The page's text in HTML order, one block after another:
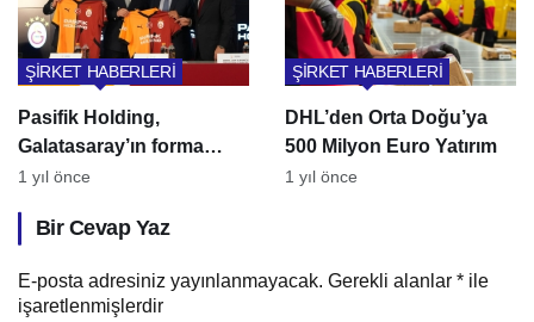
Pasifik Holding,
Galatasaray’ın forma
göğüs sponsoru oldu
ŞİRKET HABERLERİ
1 yıl önce
DHL’den Orta Doğu’ya
500 Milyon Euro Yatırım
ŞİRKET HABERLERİ
1 yıl önce
Bir Cevap Yaz
E-posta adresiniz yayınlanmayacak. Gerekli alanlar * ile
işaretlenmişlerdir